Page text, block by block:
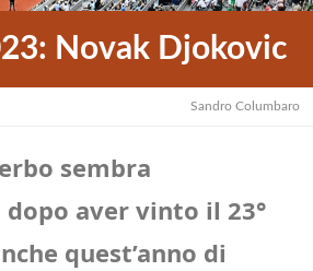
Novak Djokovic
Sandro Columbaro
sembra
aver vinto il 23°
quest’anno di